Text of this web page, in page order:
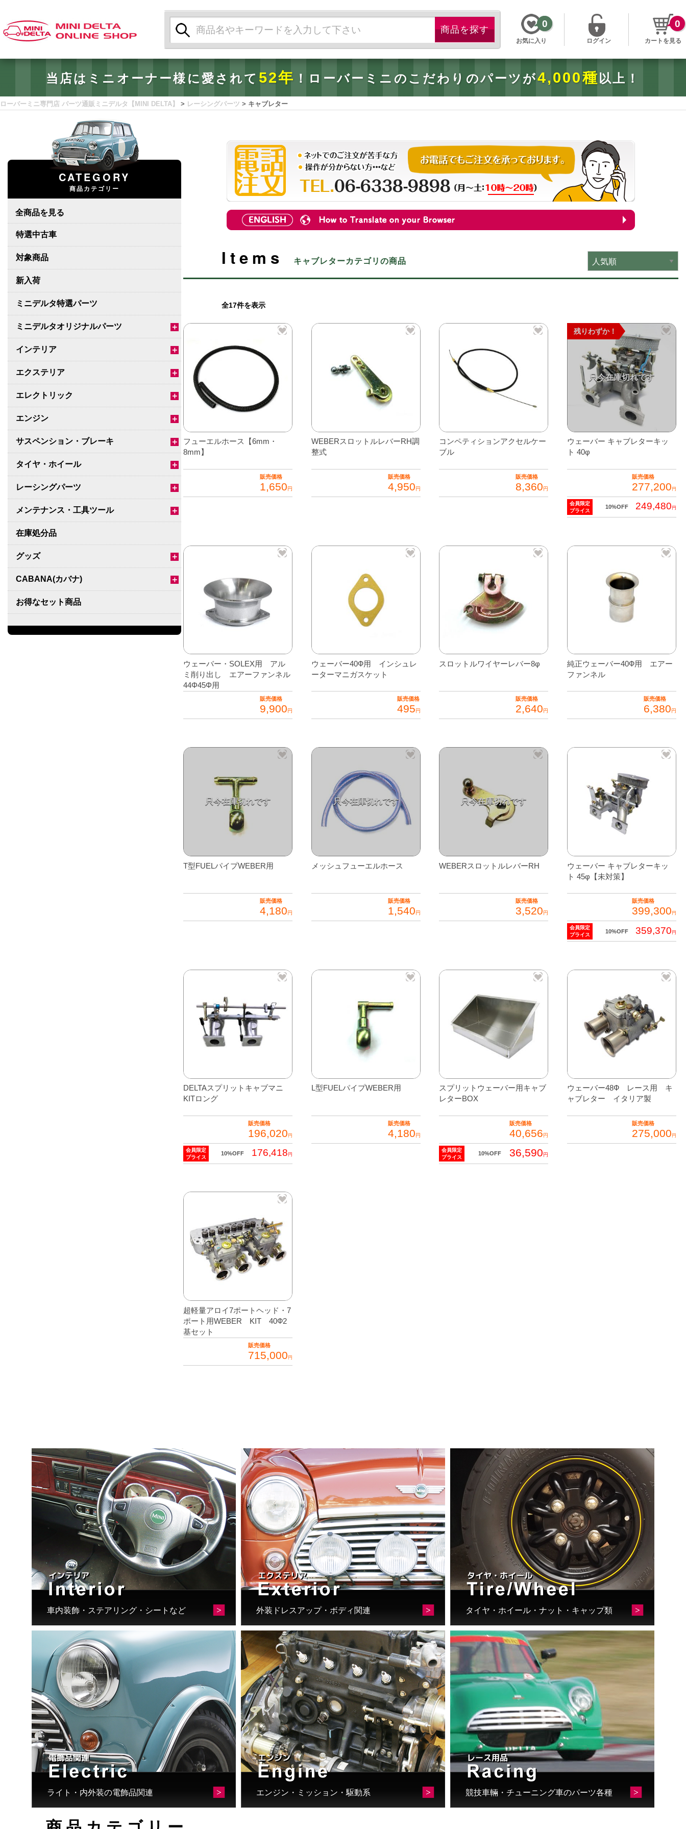
索:
お気に入り
0
ログイン カートを見る
0
当店はミニオーナー様に愛されて52年 ！ローバーミニのこだわりのパーツが4,000種 以上！
ローバーミニ専門店 パーツ通販ミニデルタ【MINI DELTA】 > レーシングパーツ > キャブレター
CATEGORY
商品カテゴリー
全商品を見る
特選中古車
対象商品
新入荷
ミニデルタ特選パーツ
＋
ミニデルタオリジナルパーツ
＋
インテリア
＋
エクステリア
＋
エレクトリック
＋
エンジン
＋
サスペンション・ブレーキ
＋
タイヤ・ホイール
＋
レーシングパーツ
＋
メンテナンス・工具ツール
在庫処分品
＋
グッズ
＋
CABANA(カバナ)
お得なセット商品
チームマルヤマ
Items キャブレターカテゴリの商品
全17件を表示
フューエルホース【6mm・
8mm】
販売価格
1,650円
品
エ
ー
シ
ョ
ま
商
品
き
WEBERスロットルレバーRH調
整式
販売価格
4,950円
コンペティションアクセルケー
ブル
販売価格
8,360円
残りわずか！
ウェーバー キャブレターキッ
ト 40φ
販売価格
277,200 円
会員限定
プライス
10%OFF 249,480 円
ウェーバー・SOLEX用 アル
ミ削り出し エアーファンネル
44Φ45Φ用
販売価格
9,900円
ウェーバー40Ф用 インシュレ
ーターマニガスケット
販売価格
495円
スロットルワイヤーレバー8φ
販売価格
2,640円
純正ウェーバー40Ф用 エアー
ファンネル
販売価格
6,380円
T型FUELパイプWEBER用
販売価格
4,180円
メッシュフューエルホース
販売価格
1,540円
WEBERスロットルレバーRH
販売価格
3,520円
ウェーバー キャブレターキッ
ト 45φ【未対策】
販売価格
399,300 円
会員限定
プライス
10%OFF 359,370 円
DELTAスプリットキャブマニ
KITロング
販売価格
196,020 円
会員限定
プライス
10%OFF 176,418 円
L型FUELパイプWEBER用
販売価格
4,180円
スプリットウェーバー用キャブ
レターBOX
販売価格
40,656円
会員限定
プライス
10%OFF 36,590円
ウェーバー48Ф レース用 キ
ャブレター イタリア製
販売価格
275,000 円
超軽量アロイ7ポートヘッド・7
ポート用WEBER KIT 40Ф2
基セット
販売価格
715,000 円
車内装飾・ステアリング・シートなど 外装ドレスアップ・ボディ関連 タイヤ・ホイール・ナット・キャップ類
ライト・内外装の電飾品関連 エンジン・ミッション・駆動系 競技車輛・チューニング車のパーツ各種